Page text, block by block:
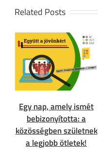
Related Posts
Egy nap, amely ismét
bebizonyította: a
közösségben születnek
a legjobb ötletek!